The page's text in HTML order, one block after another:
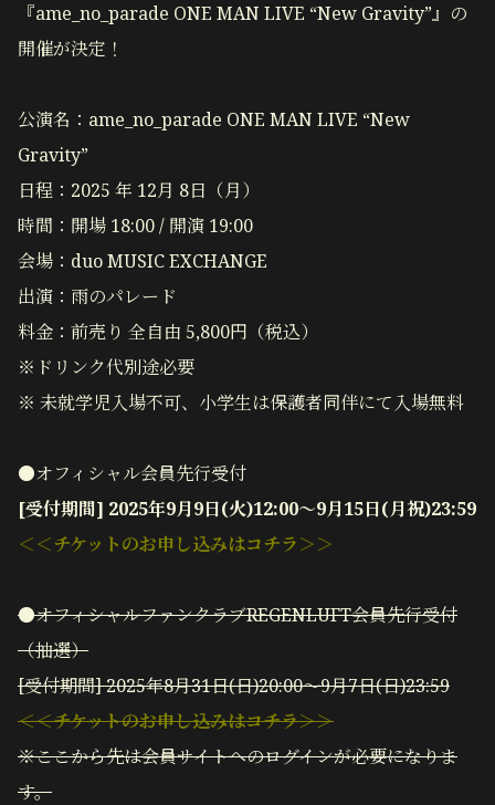
『ame_no_parade ONE MAN LIVE “New Gravity”』の
開催が決定！
公演名：ame_no_parade ONE MAN LIVE “New
Gravity”
日程：2025 年 12月 8日（月）
時間：開場 18:00 / 開演 19:00
会場：duo MUSIC EXCHANGE
出演：雨のパレード
料金：前売り 全自由 5,800円（税込）
※ドリンク代別途必要
※ 未就学児入場不可、小学生は保護者同伴にて入場無料
●オフィシャル会員先行受付
[受付期間] 2025年9月9日(火)12:00～9月15日(月祝)23:59
＜＜チケットのお申し込みはコチラ＞＞
●オフィシャルファンクラブREGENLUFT会員先行受付
（抽選）
[受付期間] 2025年8月31日(日)20:00～9月7日(日)23:59
＜＜チケットのお申し込みはコチラ＞＞
※ここから先は会員サイトへのログインが必要になりま
す。